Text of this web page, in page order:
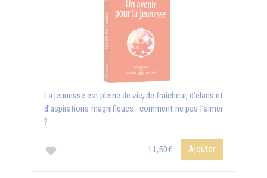
La jeunesse est pleine de vie, de fraîcheur, d’élans et
d’aspirations magnifiques : comment ne pas l’aimer
?
11,50€ Ajouter